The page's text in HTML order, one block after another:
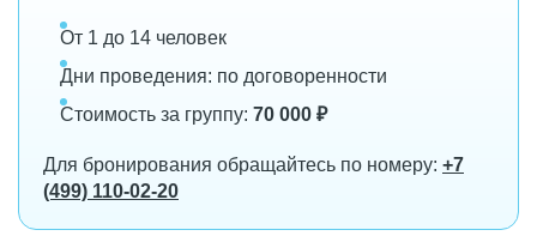
От 1 до 14 человек
Дни проведения: по договоренности
Стоимость за группу: 70 000 ₽
Для бронирования обращайтесь по номеру: +7
(499) 110-02-20